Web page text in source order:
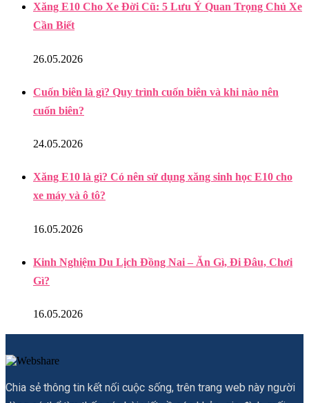
Xăng E10 Cho Xe Đời Cũ: 5 Lưu Ý Quan Trọng Chủ Xe
Cần Biết
26.05.2026
Cuốn biên là gì? Quy trình cuốn biên và khi nào nên
cuốn biên?
24.05.2026
Xăng E10 là gì? Có nên sử dụng xăng sinh học E10 cho
xe máy và ô tô?
16.05.2026
Kinh Nghiệm Du Lịch Đồng Nai – Ăn Gì, Đi Đâu, Chơi
Gì?
16.05.2026
Chia sẻ thông tin kết nối cuộc sống, trên trang web này người